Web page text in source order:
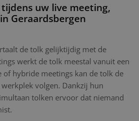
uw live meeting,
Geraardsbergen
de tolk gelijktijdig met de
werkt de tolk meestal vanuit een
of hybride meetings kan de tolk de
volgen. Dankzij hun
tolken ervoor dat niemand